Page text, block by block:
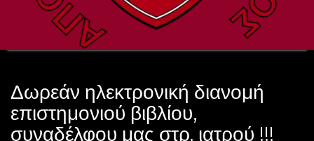
Δωρεάν ηλεκτρονική διανομή
επιστημονιού βιβλίου,
συναδέλφου μας στρ. ιατρού !!!